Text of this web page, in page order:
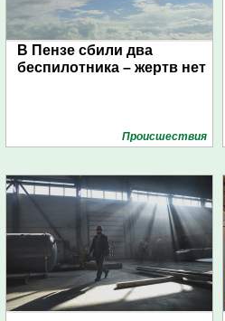
В Пензе сбили два
беспилотника – жертв нет
Проиcшествия